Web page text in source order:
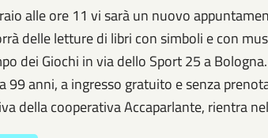
alle ore 11 vi sarà un nuovo
delle letture di libri con simboli e con
dei Giochi in via dello Sport 25 a
99 anni, a ingresso gratuito e senza
della cooperativa Accaparlante, rientra